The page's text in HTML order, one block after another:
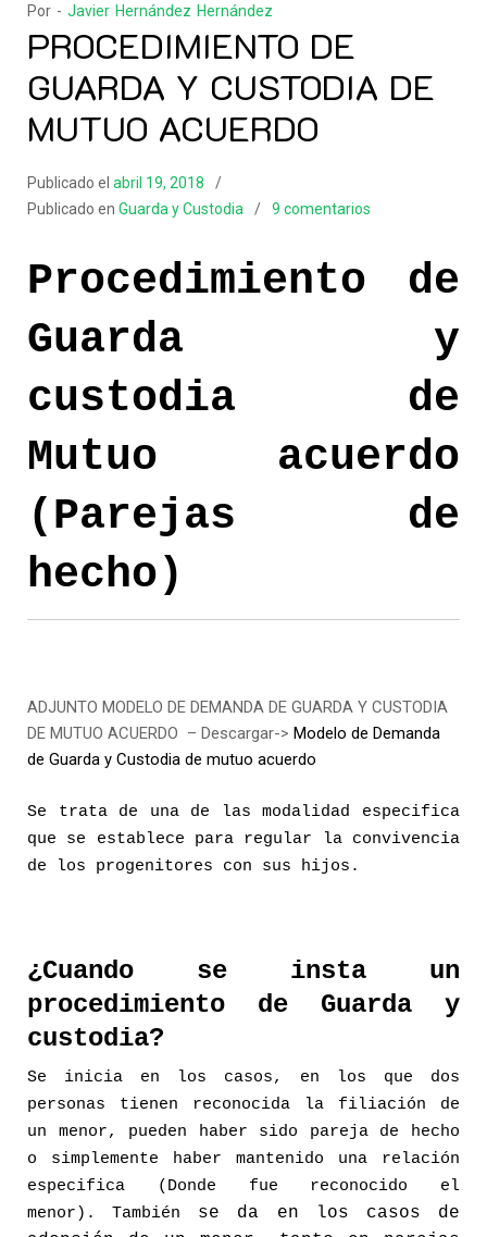
Por - Javier Hernández Hernández
PROCEDIMIENTO DE
GUARDA Y CUSTODIA DE
MUTUO ACUERDO
Publicado el abril 19, 2018
Publicado en Guarda y Custodia 9 comentarios
Procedimiento de
Guarda y
custodia de
Mutuo acuerdo
(Parejas de
hecho)
ADJUNTO MODELO DE DEMANDA DE GUARDA Y CUSTODIA
DE MUTUO ACUERDO – Descargar-> Modelo de Demanda
de Guarda y Custodia de mutuo acuerdo
Se trata de una de las modalidad especifica
que se establece para regular la convivencia
de los progenitores con sus hijos.
¿Cuando se insta un
procedimiento de Guarda y
custodia?
Se inicia en los casos, en los que dos
personas tienen reconocida la filiación de
un menor, pueden haber sido pareja de hecho
o simplemente haber mantenido una relación
especifica (Donde fue reconocido el
menor). También
se da en los casos de